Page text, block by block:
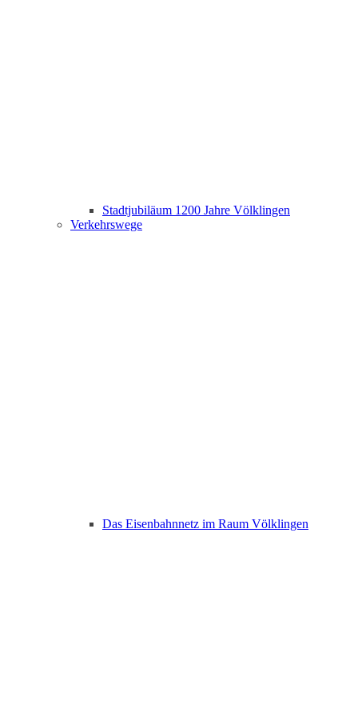
Stadtjubiläum 1200 Jahre Völklingen
Verkehrswege
Das Eisenbahnnetz im Raum Völklingen